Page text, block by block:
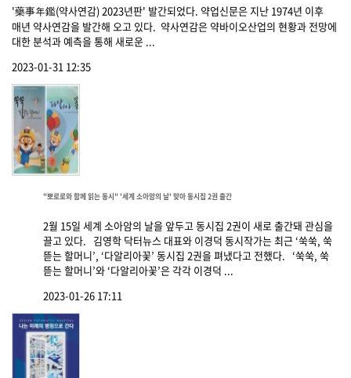
'藥事年鑑(약사연감) 2023년판' 발간되었다. 약업신문은 지난 1974년 이후
매년 약사연감을 발간해 오고 있다. 약사연감은 약바이오산업의 현황과 전망에
대한 분석과 예측을 통해 새로운 ...
2023-01-31 12:35
"뽀로로와 함께 읽는 동시" '세계 소아암의 날' 맞아 동시집 2권 출간
2월 15일 세계 소아암의 날을 앞두고 동시집 2권이 새로 출간돼 관심을
끌고 있다. 김영학 닥터뉴스 대표와 이경덕 동시작가는 최근 ‘쑥쑥, 쑥
뜯는 할머니’, ‘다알리아꽃’ 동시집 2권을 펴냈다고 전했다. ‘쑥쑥, 쑥
뜯는 할머니’와 ‘다알리아꽃’은 각각 이경덕 ...
2023-01-26 17:11